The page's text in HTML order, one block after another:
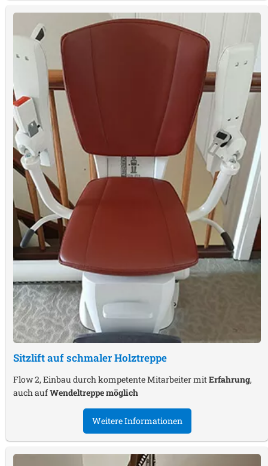
Sitzlift auf schmaler Holztreppe
Flow 2, Einbau durch kompetente Mitarbeiter mitErfahrung,
auch aufWendeltreppe möglich
Weitere Informationen